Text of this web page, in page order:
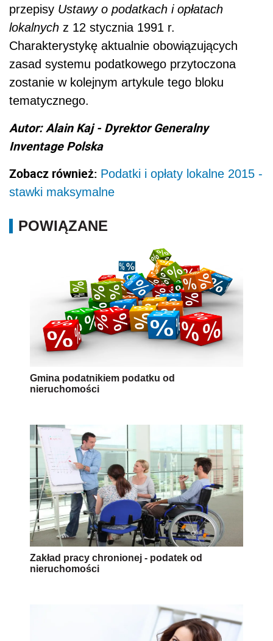
przepisy Ustawy o podatkach i opłatach
lokalnych z 12 stycznia 1991 r.
Charakterystykę aktualnie obowiązujących
zasad systemu podatkowego przytoczona
zostanie w kolejnym artykule tego bloku
tematycznego.
Autor: Alain Kaj - Dyrektor Generalny
Inventage Polska
Zobacz również: Podatki i opłaty lokalne 2015 -
stawki maksymalne
POWIĄZANE
Gmina podatnikiem podatku od
nieruchomości
Zakład pracy chronionej - podatek od
nieruchomości